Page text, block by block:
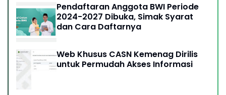
Pendaftaran Anggota BWI Periode
2024-2027 Dibuka, Simak Syarat
dan Cara Daftarnya
Web Khusus CASN Kemenag Dirilis
untuk Permudah Akses Informasi